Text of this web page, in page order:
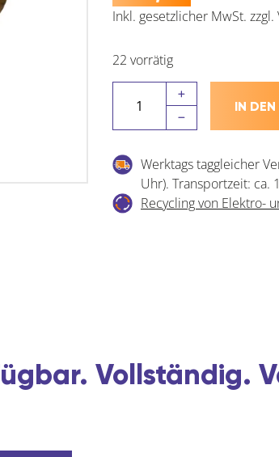
Inkl. gesetzlicher MwSt. zzgl.
22 vorrätig
Spreizmuffe
sechskant,
M6
9
Bohr
IN
Werktags taggleicher
Uhr). Transportzeit: ca.
Recycling von Elektro-
Vollständig.